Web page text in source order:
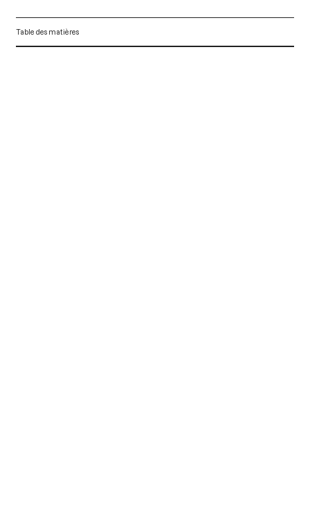
Table des matières